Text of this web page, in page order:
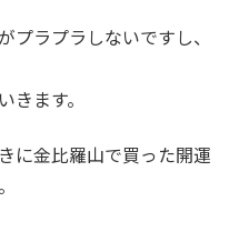
プラプラしないですし、
ます。
に金比羅山で買った開運